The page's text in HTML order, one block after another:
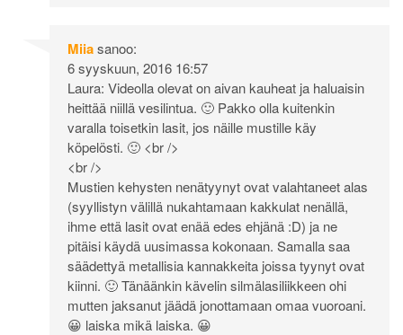
Miiasanoo:
6 syyskuun, 2016 16:57
Laura: Videolla olevat on aivan kauheat ja haluaisin
heittää niillä vesilintua. 🙂 Pakko olla kuitenkin
varalla toisetkin lasit, jos näille mustille käy
köpelösti. 🙂 <br />
<br />
Mustien kehysten nenätyynyt ovat valahtaneet alas
(syyllistyn välillä nukahtamaan kakkulat nenällä,
ihme että lasit ovat enää edes ehjänä :D) ja ne
pitäisi käydä uusimassa kokonaan. Samalla saa
säädettyä metallisia kannakkeita joissa tyynyt ovat
kiinni. 🙂 Tänäänkin kävelin silmälasiliikkeen ohi
mutten jaksanut jäädä jonottamaan omaa vuoroani.
😀 laiska mikä laiska. 😀